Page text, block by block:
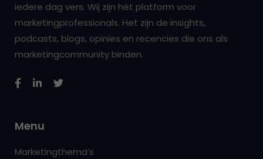
iedere dag vers. Wij zijn hét platform voor
marketingprofessionals. Het zijn de insights,
podcasts, blogs, opinies en recencies die ons als
marketingcommunity binden.
Menu
Marketingthema’s